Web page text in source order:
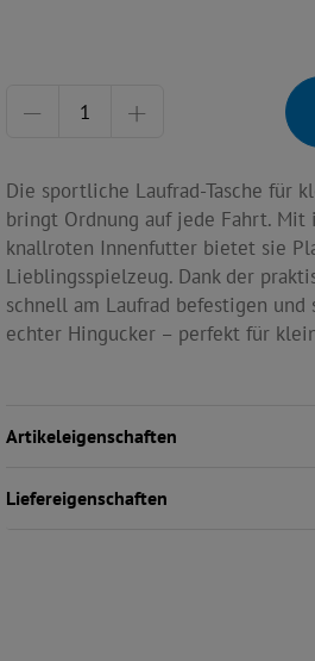
Die sportliche Laufrad-Tasche für
bringt Ordnung auf jede Fahrt. Mit
knallroten Innenfutter bietet sie
Lieblingsspielzeug. Dank der
schnell am Laufrad befestigen
echter Hingucker – perfekt für
Artikeleigenschaften
Liefereigenschaften